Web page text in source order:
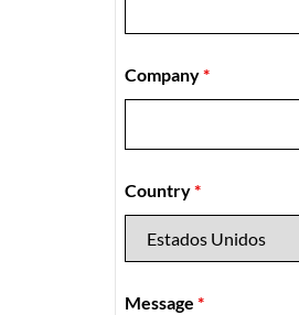
Company*
Country*
Message *